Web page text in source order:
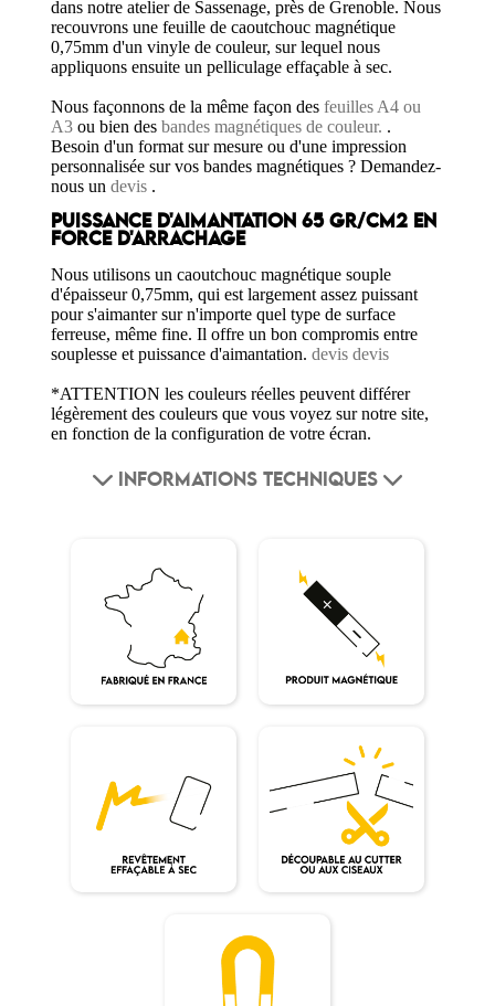
dans notre atelier de Sassenage, près de Grenoble. Nous
recouvrons une feuille de caoutchouc magnétique
0,75mm d'un vinyle de couleur, sur lequel nous
appliquons ensuite un pelliculage effaçable à sec.
Nous façonnons de la même façon desfeuilles A4 ou
A3 ou bien desbandes magnétiques de couleur. .
Besoin d'un format sur mesure ou d'une impression
personnalisée sur vos bandes magnétiques ? Demandez-
nous undevis .
PUISSANCE D'AIMANTATION 65 GR/CM2 EN
FORCE D'ARRACHAGE
Nous utilisons un caoutchouc magnétique souple
d'épaisseur 0,75mm, qui est largement assez puissant
pour s'aimanter sur n'importe quel type de surface
ferreuse, même fine. Il offre un bon compromis entre
souplesse et puissance d'aimantation.devis devis
*ATTENTION les couleurs réelles peuvent différer
légèrement des couleurs que vous voyez sur notre site,
en fonction de la configuration de votre écran.
INFORMATIONS TECHNIQUES